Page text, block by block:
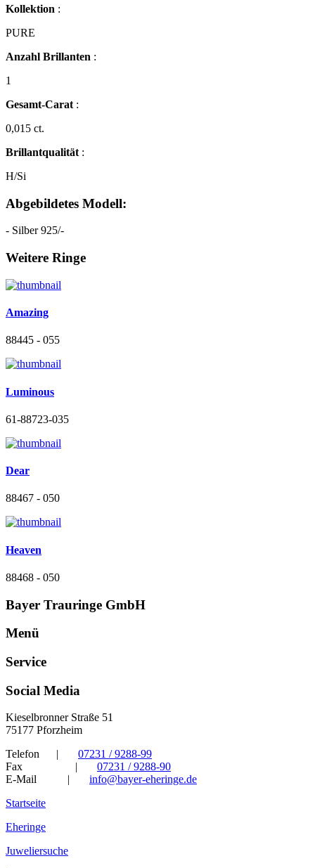
Kollektion :
PURE
Anzahl Brillanten :
1
Gesamt-Carat :
0,015 ct.
Brillantqualität :
H/Si
Abgebildetes Modell:
- Silber 925/-
Weitere Ringe
Amazing
88445 - 055
Luminous
61-88723-035
Dear
88467 - 050
Heaven
88468 - 050
Bayer Trauringe GmbH
Menü
Service
Social Media
Kieselbronner Straße 51
75177 Pforzheim
Telefon
07231 / 9288-99
Fax
07231 / 9288-90
E-Mail
info@bayer-eheringe.de
Startseite
Eheringe
Juweliersuche